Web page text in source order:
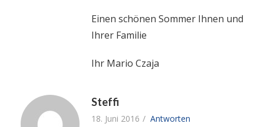
Einen schönen Sommer Ihnen und
Ihrer Familie
Ihr Mario Czaja
Steffi
18. Juni 2016 Antworten